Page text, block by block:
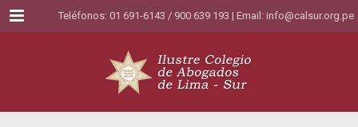
Menu Teléfonos: 01 691-6143 / 900 639 193 | Email: info@calsur.org.pe